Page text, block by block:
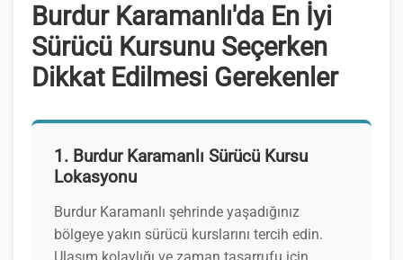
Burdur Karamanlı'da En İyi
Sürücü Kursunu Seçerken
Dikkat Edilmesi Gerekenler
1. Burdur Karamanlı Sürücü Kursu
Lokasyonu
Burdur Karamanlı şehrinde yaşadığınız
bölgeye yakın sürücü kurslarını tercih edin.